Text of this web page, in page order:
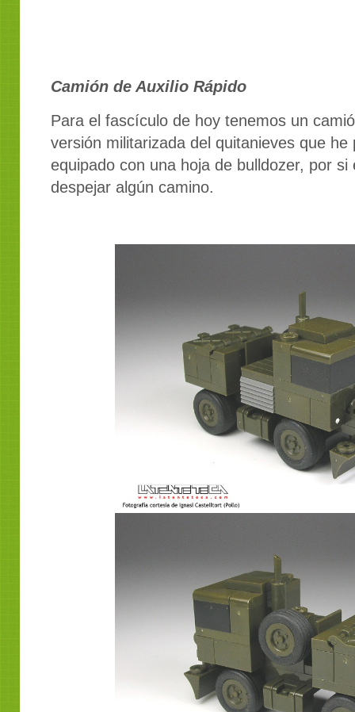
Camión de Auxilio Rápido
Para el fascículo de hoy tenemos un
versión militarizada del quitanieves que
equipado con una hoja de bulldozer, por
despejar algún camino.